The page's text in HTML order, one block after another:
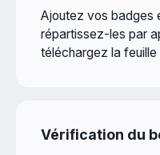
Ajoutez vos badges
répartissez-les par
téléchargez la feuille
Vérification du